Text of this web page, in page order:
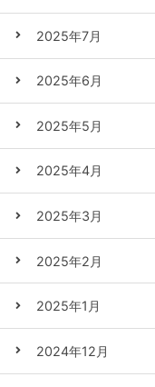
2025年7月
2025年6月
2025年5月
2025年4月
2025年3月
2025年2月
2025年1月
2024年12月